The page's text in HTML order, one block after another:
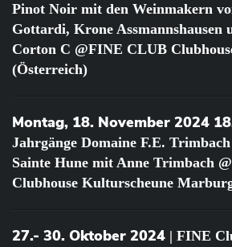
Pinot Noir mit den Weinmakern
Gottardi, Krone Assmannshausen
Corton C @FINE CLUB
(Österreich)
Montag, 18. November 2024
Jahrgänge Domaine F.E.
Sainte Hune mit Anne Trimbach
Clubhouse Kulturscheune
27.- 30. Oktober 2024 | FINE